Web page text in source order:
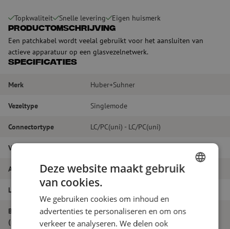
Topkwaliteit Snelle levering Eigen huismerk
Productomschrijving
Een patchkabel wordt veelal gebruikt voor het aansluiten van
actieve apparatuur op een glasvezelnetwerk.
Specificaties
Merk Huber+Suhner
Vezeltype Singlemode
Connectortype LC/PC(uni) - LC/PC(uni)
Vezelsoort
Aantal vezels Duplex
Lengte 3m
Buitendiameter
(mm)
2.0
Deze website maakt gebruik
van cookies.
We gebruiken cookies om inhoud en
advertenties te personaliseren en om ons
verkeer te analyseren. We delen ook